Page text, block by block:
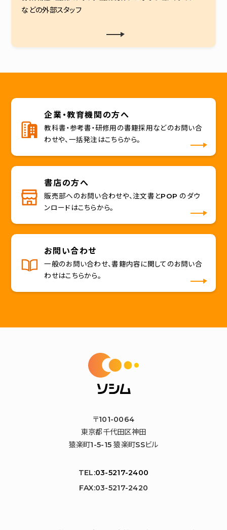
などの外部スタッフ
企業・教育機関の方へ
教科書・参考書・研修用の書籍採用などのお問い合
わせや、一括発注はこちらから。
書店の方へ
販売部へのお問い合わせや、注文書とPOP のダウ
ンロードはこちらから。
お問い合わせ
一般のお問い合わせ、書籍内容に関してのお問い合
わせはこちらから。
〒101-0064
東京都千代田区神田
猿楽町1-5-15 猿楽町SSビル
TEL:03-5217-2400
FAX:03-5217-2420